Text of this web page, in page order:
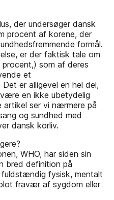
der undersøger dansk
procent af korene, der
formål.
er der faktisk tale om
som af deres
et
er alligevel en hel del,
en ikke ubetydelig
ser vi nærmere på
og sundhed med
dansk korliv.
WHO, har siden sin
bred definition på
fysisk, mentalt
fravær af sygdom eller